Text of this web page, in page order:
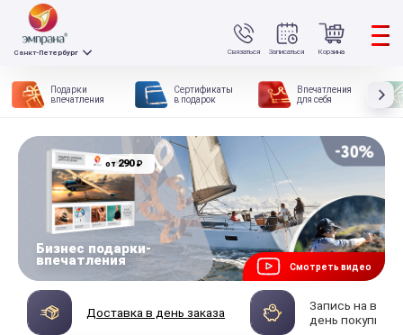
Связаться
Санкт-Петербург Записаться Корзина
Подарки
впечатления
Сертификаты
в подарок
Впечатления
для себя
Смотреть видео
от290₽
Бизнес подарки-
впечатления
Доставка в день заказа
Запись на
день покупки